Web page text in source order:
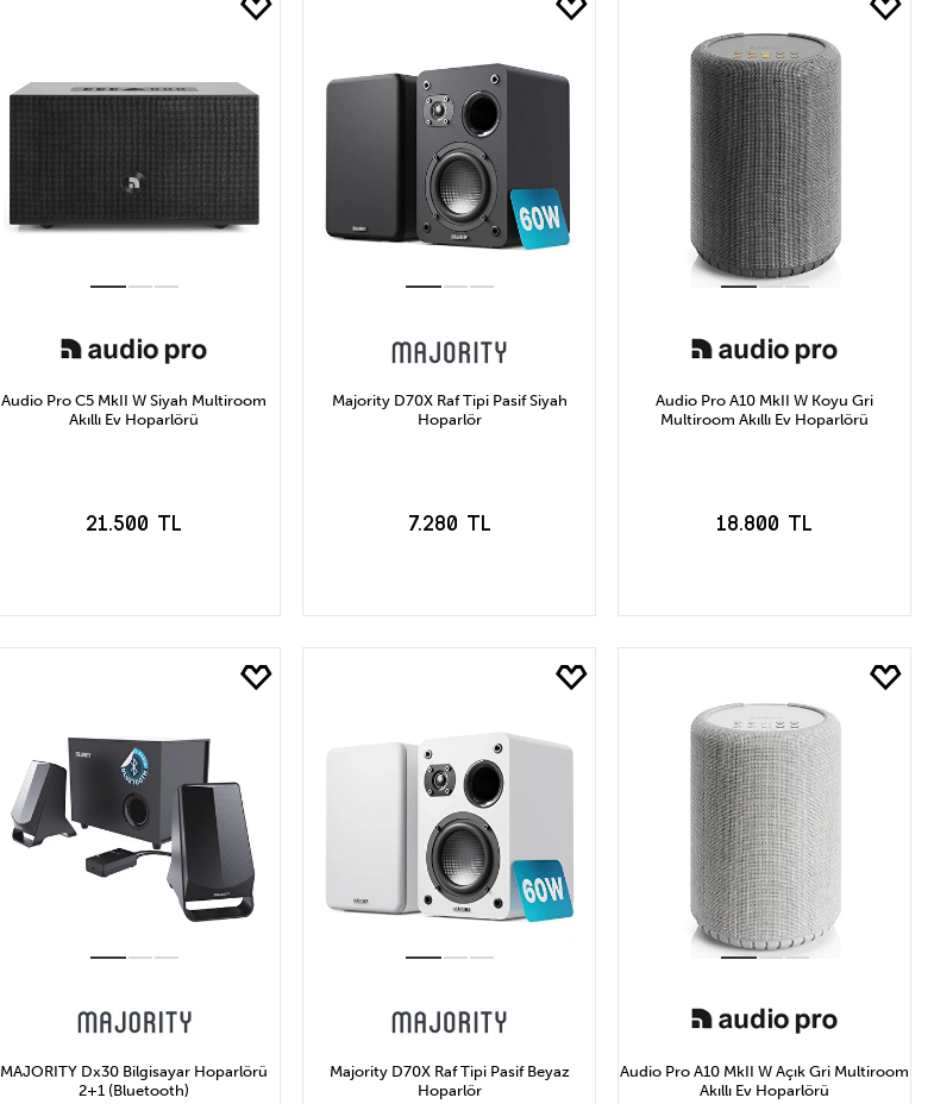
Audio Pro C5 MkII W Siyah Multiroom
Akıllı Ev Hoparlörü
21.500 TL
SEPETE EKLE
Majority D70X Raf Tipi Pasif Siyah
Hoparlör
7.280 TL
SEPETE EKLE
Audio Pro A10 MkII W Koyu Gri
Multiroom Akıllı Ev Hoparlörü
18.800 TL
SEPETE EKLE
MAJORITY Dx30 Bilgisayar Hoparlörü
2+1 (Bluetooth)
Majority D70X Raf Tipi Pasif Beyaz
Hoparlör
Audio Pro A10 MkII W Açık Gri Multiroom
Akıllı Ev Hoparlörü